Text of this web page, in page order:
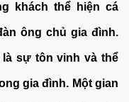
khách thể hiện cá
ông chủ gia đình.
sự tôn vinh và thể
gia đình. Một gian